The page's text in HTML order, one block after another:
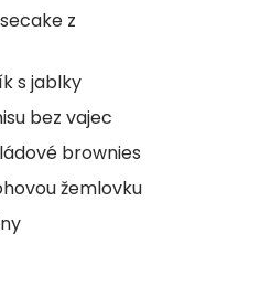
z
s jablky
bez vajec
brownies
žemlovku